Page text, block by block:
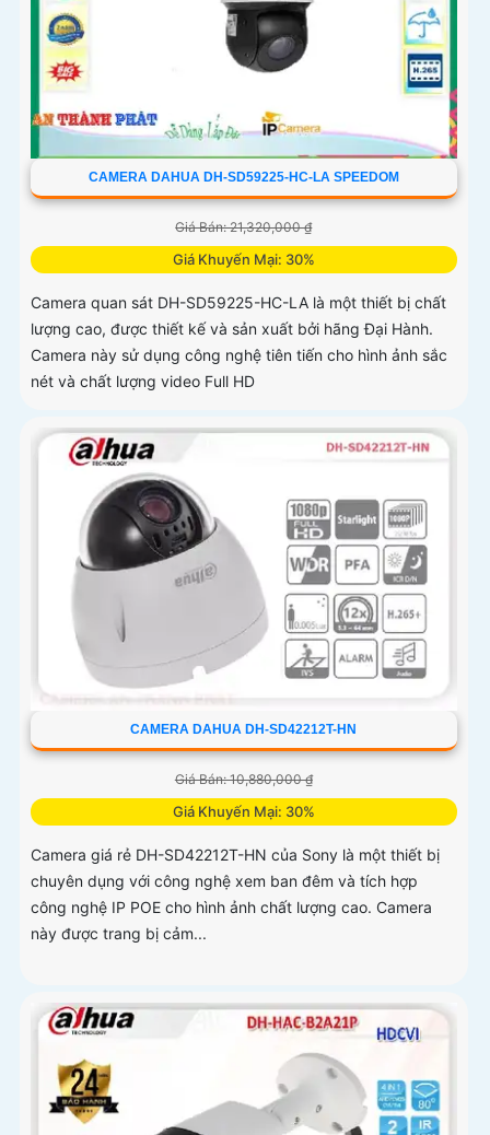
CAMERA DAHUA DH-SD59225-HC-LA SPEEDOM
Giá Bán: 21,320,000 ₫
Giá Khuyến Mại: 30%
Camera quan sát DH-SD59225-HC-LA là một thiết bị chất
lượng cao, được thiết kế và sản xuất bởi hãng Đại Hành.
Camera này sử dụng công nghệ tiên tiến cho hình ảnh sắc
nét và chất lượng video Full HD
CAMERA DAHUA DH-SD42212T-HN
Giá Bán: 10,880,000 ₫
Giá Khuyến Mại: 30%
Camera giá rẻ DH-SD42212T-HN của Sony là một thiết bị
chuyên dụng với công nghệ xem ban đêm và tích hợp
công nghệ IP POE cho hình ảnh chất lượng cao. Camera
này được trang bị cảm...